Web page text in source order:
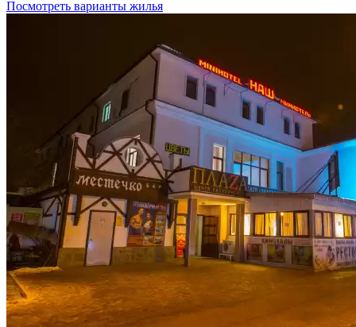
Посмотреть варианты жилья